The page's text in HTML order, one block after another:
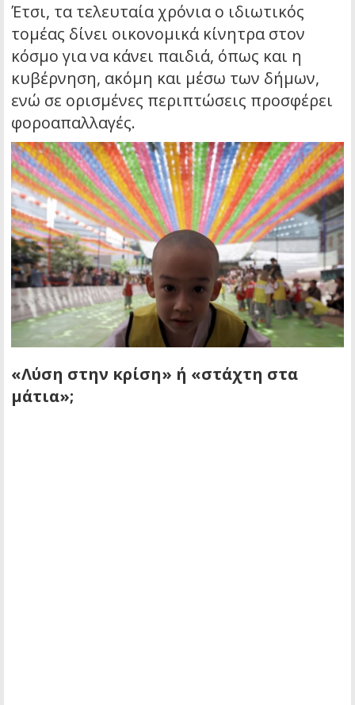
Έτσι, τα τελευταία χρόνια ο ιδιωτικός
τομέας δίνει οικονομικά κίνητρα στον
κόσμο για να κάνει παιδιά, όπως και η
κυβέρνηση, ακόμη και μέσω των δήμων,
ενώ σε ορισμένες περιπτώσεις προσφέρει
φοροαπαλλαγές.
«Λύση στην κρίση» ή «στάχτη στα
μάτια»;